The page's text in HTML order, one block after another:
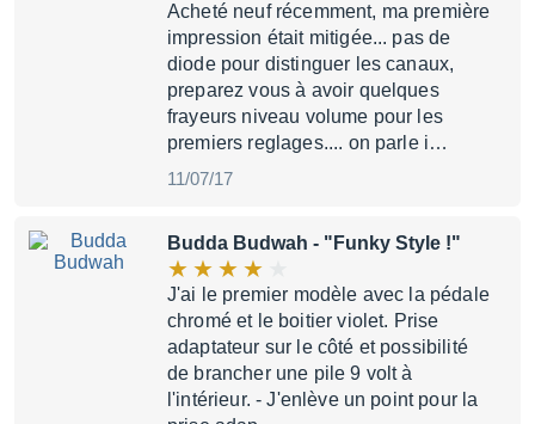
Acheté neuf récemment, ma première
impression était mitigée... pas de
diode pour distinguer les canaux,
preparez vous à avoir quelques
frayeurs niveau volume pour les
premiers reglages.... on parle i…
11/07/17
Budda Budwah - "Funky Style !"
J'ai le premier modèle avec la pédale
chromé et le boitier violet. Prise
adaptateur sur le côté et possibilité
de brancher une pile 9 volt à
l'intérieur. - J'enlève un point pour la